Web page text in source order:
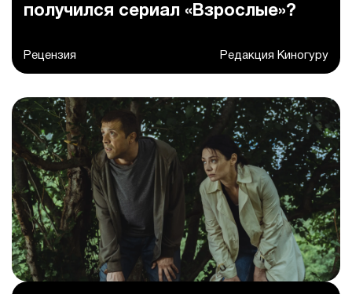
получился сериал «Взрослые»?
Рецензия Редакция Киногуру